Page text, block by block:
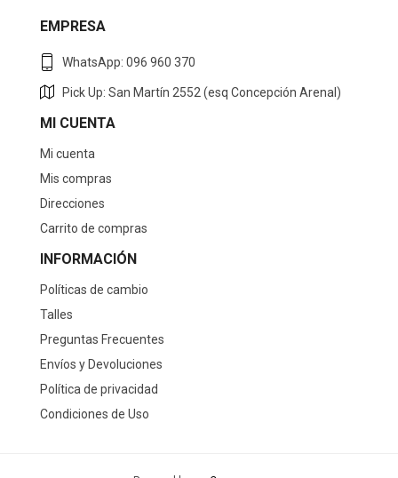
EMPRESA
WhatsApp: 096 960 370
Pick Up: San Martín 2552 (esq Concepción Arenal)
MI CUENTA
Mi cuenta
Mis compras
Direcciones
Carrito de compras
INFORMACIÓN
Políticas de cambio
Talles
Preguntas Frecuentes
Envíos y Devoluciones
Política de privacidad
Condiciones de Uso